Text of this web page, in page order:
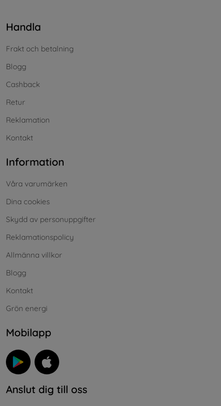
Handla
Frakt och betalning
Blogg
Cashback
Retur
Reklamation
Kontakt
Information
Våra varumärken
Dina cookies
Skydd av personuppgifter
Reklamationspolicy
Allmänna villkor
Blogg
Kontakt
Grön energi
Mobilapp
Anslut dig till oss